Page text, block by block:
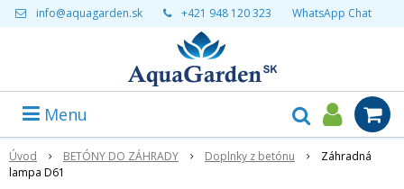
info@aquagarden.sk +421 948 120 323 WhatsApp Chat
Menu
Úvod BETÓNY DO ZÁHRADY Doplnky z betónu
Záhradná
lampa D61